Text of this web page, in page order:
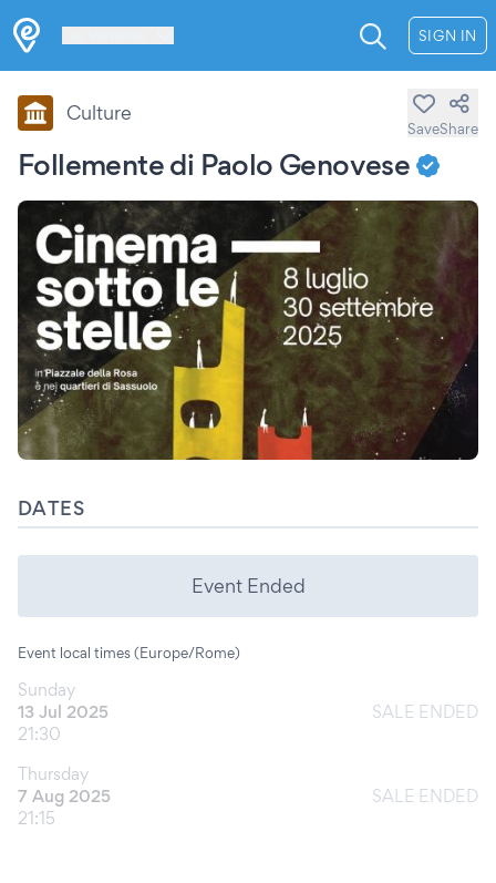
SIGN IN
Follemente di Paolo Genovese
Culture
SaveShare
DATES
Event Ended
Event local times (Europe/Rome)
Sunday
13 Jul 2025
21:30
SALE ENDED
Thursday
7 Aug 2025
21:15
SALE ENDED